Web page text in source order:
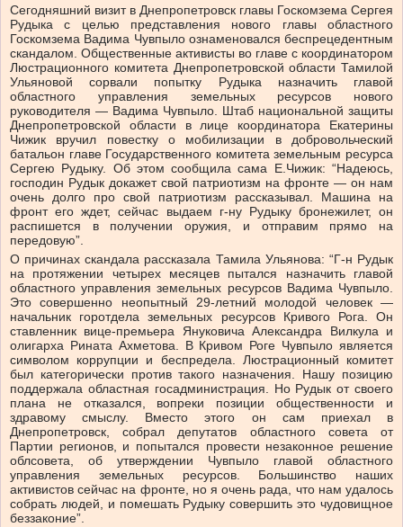
Сегодняшний визит в Днепропетровск главы Госкомзема Сергея
Рудыка с целью представления нового главы областного
Госкомзема Вадима Чувпыло ознаменовался беспрецедентным
скандалом. Общественные активисты во главе с координатором
Люстрационного комитета Днепропетровской области Тамилой
Ульяновой сорвали попытку Рудыка назначить главой
областного управления земельных ресурсов нового
руководителя — Вадима Чувпыло. Штаб национальной защиты
Днепропетровской области в лице координатора Екатерины
Чижик вручил повестку о мобилизации в добровольческий
батальон главе Государственного комитета земельным ресурса
Сергею Рудыку. Об этом сообщила сама Е.Чижик: “Надеюсь,
господин Рудык докажет свой патриотизм на фронте — он нам
очень долго про свой патриотизм рассказывал. Машина на
фронт его ждет, сейчас выдаем г-ну Рудыку бронежилет, он
распишется в получении оружия, и отправим прямо на
передовую”.
О причинах скандала рассказала Тамила Ульянова: “Г-н Рудык
на протяжении четырех месяцев пытался назначить главой
областного управления земельных ресурсов Вадима Чувпыло.
Это совершенно неопытный 29-летний молодой человек —
начальник горотдела земельных ресурсов Кривого Рога. Он
ставленник вице-премьера Януковича Александра Вилкула и
олигарха Рината Ахметова. В Кривом Роге Чувпыло является
символом коррупции и беспредела. Люстрационный комитет
был категорически против такого назначения. Нашу позицию
поддержала областная госадминистрация. Но Рудык от своего
плана не отказался, вопреки позиции общественности и
здравому смыслу. Вместо этого он сам приехал в
Днепропетровск, собрал депутатов областного совета от
Партии регионов, и попытался провести незаконное решение
облсовета, об утверждении Чувпыло главой областного
управления земельных ресурсов. Большинство наших
активистов сейчас на фронте, но я очень рада, что нам удалось
собрать людей, и помешать Рудыку совершить это чудовищное
беззаконие”.